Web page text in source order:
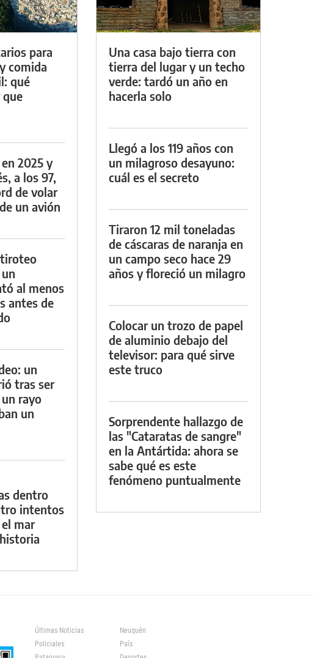
para
comida
qué
2025 y
a los 97,
de volar
un avión
al menos
antes de
un
tras ser
rayo
un
dentro
intentos
mar
Una casa bajo tierra con
tierra del lugar y un techo
verde: tardó un año en
hacerla solo
Llegó a los 119 años con
un milagroso desayuno:
cuál es el secreto
Tiraron 12 mil toneladas
de cáscaras de naranja en
un campo seco hace 29
años y floreció un milagro
Colocar un trozo de papel
de aluminio debajo del
televisor: para qué sirve
este truco
Sorprendente hallazgo de
las "Cataratas de sangre"
en la Antártida: ahora se
sabe qué es este
fenómeno puntualmente
Últimas Noticias
Neuquén
Policiales
País